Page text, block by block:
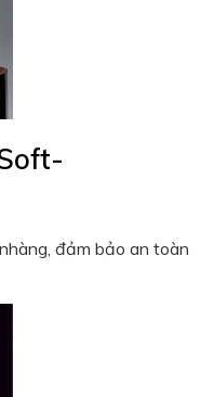
đảm bảo an toàn